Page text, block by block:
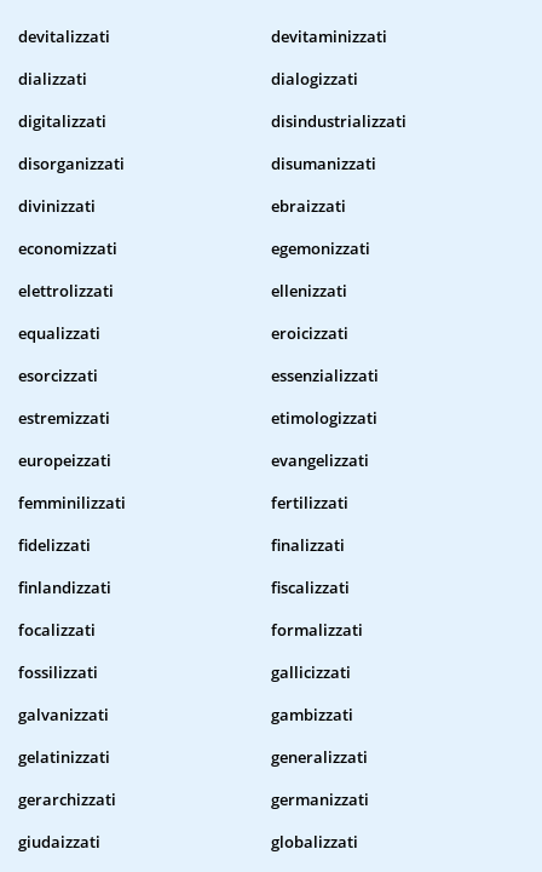
devitalizzati
devitaminizzati
dializzati
dialogizzati
digitalizzati
disindustrializzati
disorganizzati
disumanizzati
divinizzati
ebraizzati
economizzati
egemonizzati
elettrolizzati
ellenizzati
equalizzati
eroicizzati
esorcizzati
essenzializzati
estremizzati
etimologizzati
europeizzati
evangelizzati
femminilizzati
fertilizzati
fidelizzati
finalizzati
finlandizzati
fiscalizzati
focalizzati
formalizzati
fossilizzati
gallicizzati
galvanizzati
gambizzati
gelatinizzati
generalizzati
gerarchizzati
germanizzati
giudaizzati
globalizzati